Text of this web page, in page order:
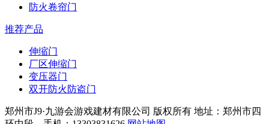
防火卷帘门
推荐产品
伸缩门
厂区伸缩门
变压器门
双开防火防盗门
郑州市J9·九游会游戏建材有限公司 版权所有 地址：郑州市四